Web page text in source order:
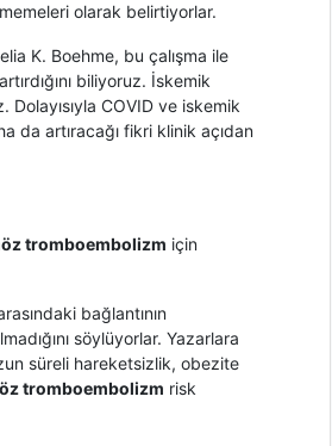
olarak belirtiyorlar.
K. Boehme, bu çalışma ile
biliyoruz. İskemik
Dolayısıyla COVID ve iskemik
da artıracağı fikri klinik açıdan
tromboembolizm için
bağlantının
söylüyorlar. Yazarlara
süreli hareketsizlik, obezite
tromboembolizm risk